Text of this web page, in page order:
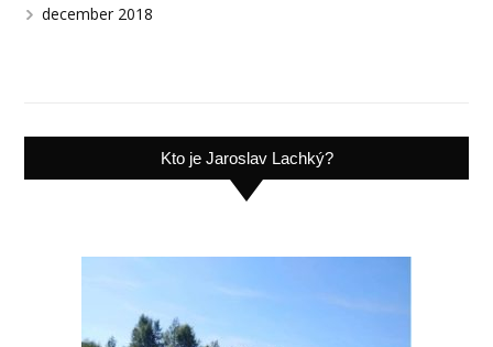
december 2018
Kto je Jaroslav Lachký?